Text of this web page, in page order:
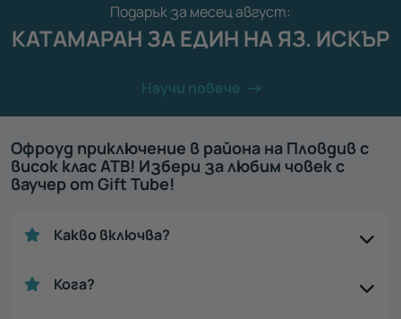
Подарък за месец август:
КАТАМАРАН ЗА ЕДИН НА ЯЗ. ИСКЪР
Научи повече
Офроуд приключение в района на Пловдив с
висок клас АТВ! Избери за любим човек с
ваучер от Gift Tube!
Какво включва?
Кога?